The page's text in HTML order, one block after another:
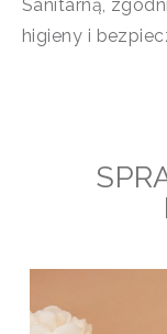
Sanitarną,
higieny i